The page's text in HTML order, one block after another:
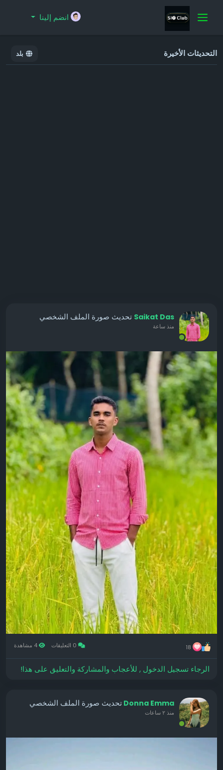
انضم إلينا
التحديثات الأخيرة بلد
Saikat Das تحديث صورة الملف الشخصي
منذ ساعة
18
الرجاء تسجيل الدخول , للأعجاب والمشاركة والتعليق على هذا!
Donna Emma تحديث صورة الملف الشخصي
منذ ٢ ساعات